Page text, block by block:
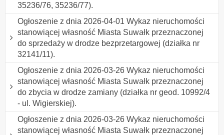
35236/76, 35236/77).
Ogłoszenie z dnia 2026-04-01 Wykaz nieruchomości
stanowiącej własność Miasta Suwałk przeznaczonej
do sprzedaży w drodze bezprzetargowej (działka nr
32141/11).
Ogłoszenie z dnia 2026-03-26 Wykaz nieruchomości
stanowiącej własność Miasta Suwałk przeznaczonej
do zbycia w drodze zamiany (działka nr geod. 10992/4
- ul. Wigierskiej).
Ogłoszenie z dnia 2026-03-26 Wykaz nieruchomości
stanowiącej własność Miasta Suwałk przeznaczonej